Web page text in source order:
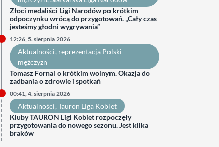
Złoci medaliści Ligi Narodów po krótkim
odpoczynku wrócą do przygotowań. „Cały czas
jesteśmy głodni wygrywania”
12:26, 5. sierpnia 2026
Aktualności, reprezentacja Polski
mężczyzn
Tomasz Fornal o krótkim wolnym. Okazja do
zadbania o zdrowie i spotkań
00:41, 4. sierpnia 2026
Aktualności, Tauron Liga Kobiet
Kluby TAURON Ligi Kobiet rozpoczęły
przygotowania do nowego sezonu. Jest kilka
braków